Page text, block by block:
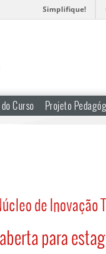
Simplifique!
Curso Projeto
de Inovação
para